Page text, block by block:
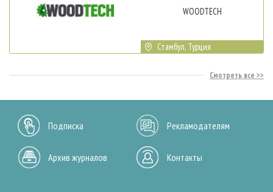
WOODTECH
Стамбул, Турция
Смотреть все
Подписка Рекламодателям
Архив журналов Контакты